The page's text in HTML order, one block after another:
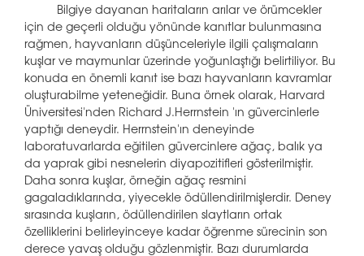
Bilgiye dayanan haritaların arılar ve örümcekler
için de geçerli olduğu yönünde kanıtlar bulunmasına
rağmen, hayvanların düşünceleriyle ilgili çalışmaların
kuşlar ve maymunlar üzerinde yoğunlaştığı belirtiliyor. Bu
konuda en önemli kanıt ise bazı hayvanların kavramlar
oluşturabilme yeteneğidir. Buna örnek olarak, Harvard
Üniversitesi'nden Richard J.Herrnstein 'ın güvercinlerle
yaptığı deneydir. Herrnstein'ın deneyinde
laboratuvarlarda eğitilen güvercinlere ağaç, balık ya
da yaprak gibi nesnelerin diyapozitifleri gösterilmiştir.
Daha sonra kuşlar, örneğin ağaç resmini
gagaladıklarında, yiyecekle ödüllendirilmişlerdir. Deney
sırasında kuşların, ödüllendirilen slaytların ortak
özelliklerini belirleyinceye kadar öğrenme sürecinin son
derece yavaş olduğu gözlenmiştir. Bazı durumlarda